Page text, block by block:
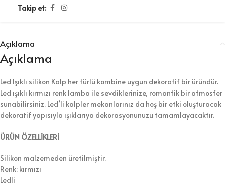
Takip et:
Açıklama
Açıklama
Led Işıklı silikon Kalp her türlü kombine uygun dekoratif bir üründür.
Led ışıklı kırmızı renk lamba ile sevdiklerinize, romantik bir atmosfer
sunabilirsiniz. Led’li kalpler mekanlarınız da hoş bir etki oluşturacak
dekoratif yapısıyla ışıklarıya dekorasyonunuzu tamamlayacaktır.
ÜRÜN ÖZELLİKLERİ
Silikon malzemeden üretilmiştir.
Renk: kırmızı
Ledli